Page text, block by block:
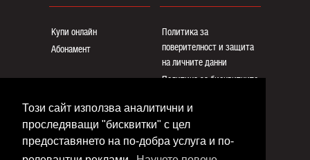
Този сайт използва аналитични и
проследяващи "бисквитки" с цел
предоставянето на по-добра услуга и по-
Купи онлайн
Абонамент
Политика за
поверителност и защита
на личните данни
Политика за бисквитките
Общи условия
Контакти